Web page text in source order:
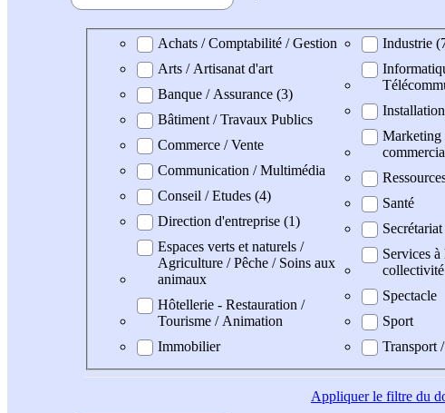
Domaine professionel
Achats / Comptabilité / Gestion
Arts / Artisanat d'art
Banque / Assurance (3)
Bâtiment / Travaux Publics
Commerce / Vente
Communication / Multimédia
Conseil / Etudes (4)
Direction d'entreprise (1)
Espaces verts et naturels /
Agriculture / Pêche / Soins aux
animaux
Hôtellerie - Restauration /
Tourisme / Animation
Immobilier
Industrie
Marketing
Santé
Services à
collectivité
Spectacle
Sport
Transport
Appliquerle filtre du